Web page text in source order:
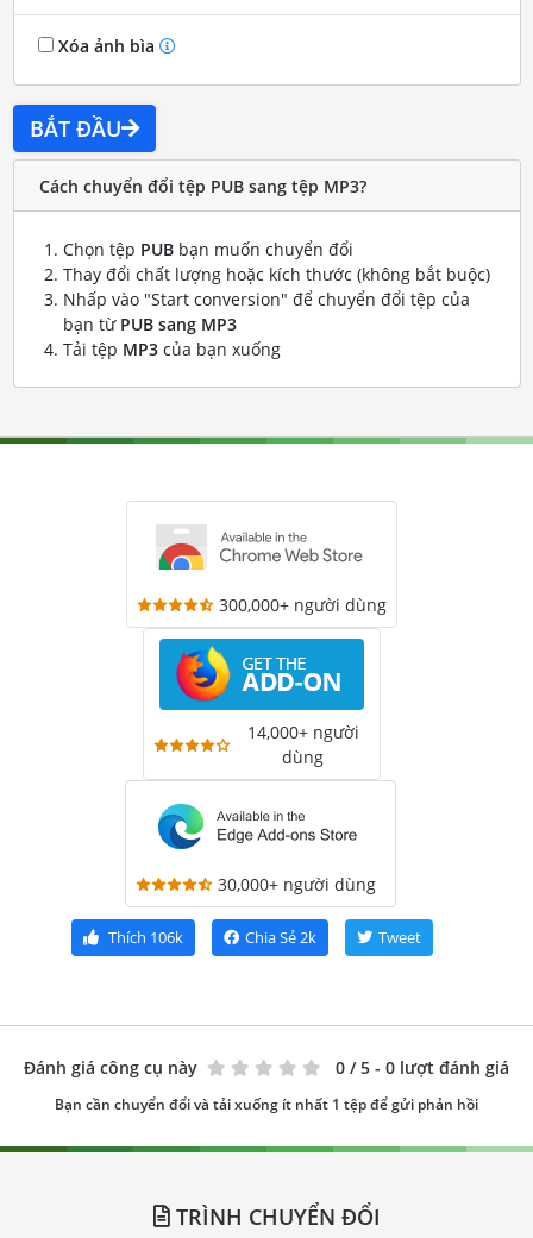
Xóa ảnh bìa
BẮT ĐẦU
Cách chuyển đổi tệp PUB sang tệp MP3?
Chọn tệp PUBbạn muốn chuyển đổi
Thay đổi chất lượng hoặc kích thước (không bắt buộc)
Nhấp vào "Start conversion" để chuyển đổi tệp của
bạn từ PUB sang MP3
Tải tệp MP3của bạn xuống
300,000+ người dùng
14,000+ người
dùng
30,000+ người dùng
Thích 106k Chia Sẻ2k Tweet
Đánh giá công cụ này 0 / 5 - 0 lượt đánh giá
Bạn cần chuyển đổi và tải xuống ít nhất 1 tệp để gửi phản hồi
TRÌNH CHUYỂN ĐỔI